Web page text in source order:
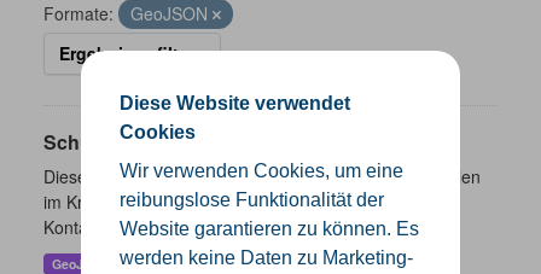
Diese Website verwendet
Cookies
Wir verwenden Cookies, um eine
reibungslose Funktionalität der
Website garantieren zu können. Es
werden keine Daten zu Marketing-
Formate:
GeoJSON
Ergebnisse filtern
Schulen
Dieser Datensatz beinhaltet eine Darstellung der Schulen
im Kreis Gütersloh mit Angaben zu Schulform,
Kontaktmöglichkeiten, Pausenzeiten und Schulträger.
GeoJSON SHP